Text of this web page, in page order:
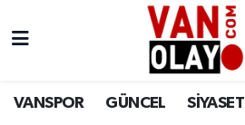
VANSPOR GÜNCEL SİYASET
Van Nöbetçi Eczaneler